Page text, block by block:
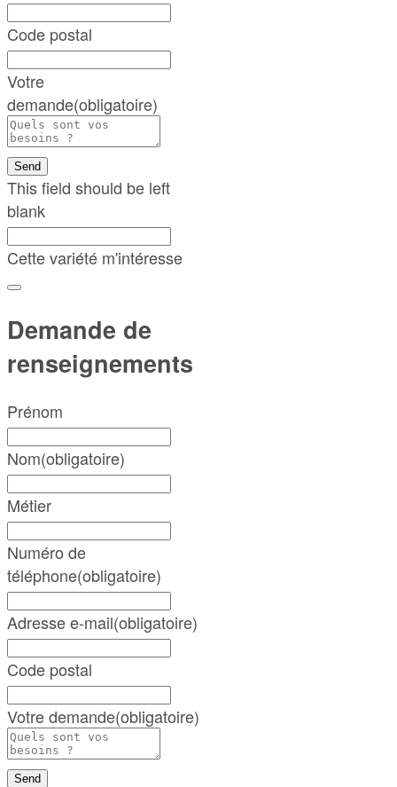
Code postal
Votre
demande(obligatoire)
Send
This field should be left
blank
Cette variété m'intéresse
Demande de
renseignements
Prénom
Nom(obligatoire)
Métier
Numéro de
téléphone(obligatoire)
Adresse e-mail(obligatoire)
Code postal
Votre demande(obligatoire)
Send